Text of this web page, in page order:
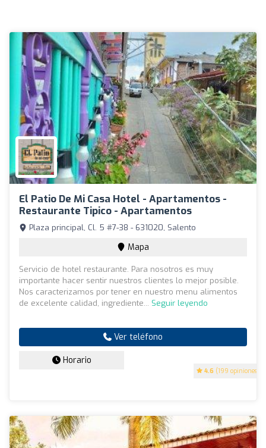
El Patio De Mi Casa Hotel - Apartamentos -
Restaurante Tipico - Apartamentos
4.6 (199 opiniones)
Plaza principal, Cl. 5 #7-38 - 631020, Salento
Mapa
Servicio de hotel restaurante. Para nosotros es muy
importante hacer sentir nuestros clientes lo mejor posible.
Nos caracterizamos por tener en nuestro menu alimentos
de excelente calidad, ingrediente... Seguir leyendo
Ver teléfono
Horario